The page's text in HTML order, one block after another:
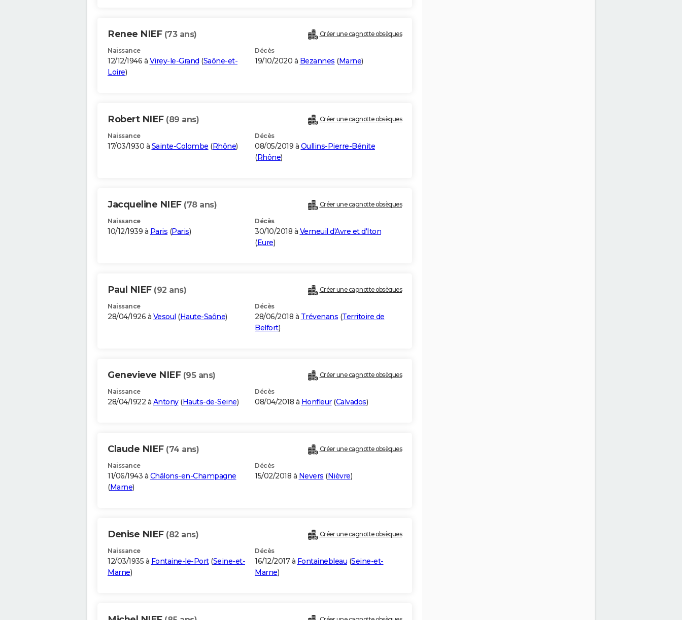
Renee NIEF (73 ans) Créer une cagnotte obsèques
Naissance
12/12/1946 à Virey-le-Grand (Saône-et-
Loire)
Décès
19/10/2020 à Bezannes (Marne)
Robert NIEF (89 ans) Créer une cagnotte obsèques
Naissance
17/03/1930 à Sainte-Colombe (Rhône)
Décès
08/05/2019 à Oullins-Pierre-Bénite
(Rhône)
Jacqueline NIEF (78 ans) Créer une cagnotte obsèques
Naissance
10/12/1939 à Paris (Paris)
Décès
30/10/2018 à Verneuil d'Avre et d'Iton
(Eure)
Paul NIEF (92 ans) Créer une cagnotte obsèques
Naissance
28/04/1926 à Vesoul (Haute-Saône)
Décès
28/06/2018 à Trévenans (Territoire de
Belfort)
Genevieve NIEF (95 ans) Créer une cagnotte obsèques
Naissance
28/04/1922 à Antony(Hauts-de-Seine)
Décès
08/04/2018 à Honfleur(Calvados)
Claude NIEF (74 ans) Créer une cagnotte obsèques
Naissance
11/06/1943 à Châlons-en-Champagne
(Marne)
Décès
15/02/2018 à Nevers (Nièvre)
Denise NIEF (82 ans) Créer une cagnotte obsèques
Naissance
12/03/1935 à Fontaine-le-Port(Seine-et-
Marne)
Décès
16/12/2017 à Fontainebleau (Seine-et-
Marne)